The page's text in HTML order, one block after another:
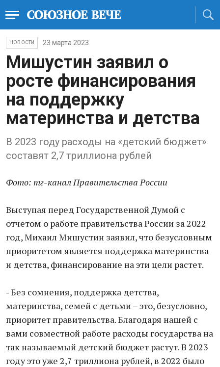
НОВОСТИ 23 марта 2023
Мишустин заявил о
росте финансирования
на поддержку
материнства и детства
В 2023 году расходы на «детский бюджет»
составят 2,7 триллиона рублей
Фото: тг-канал Правительства России
Выступая перед Государственной Думой с
отчетом о работе правительства России за 2022
год, Михаил Мишустин заявил, что безусловным
приоритетом является поддержка материнства
и детства, финансирование на эти цели растет.
- Без сомнения, поддержка детства,
материнства, семей с детьми – это, безусловно,
приоритет правительства. Благодаря нашей с
вами совместной работе расходы государства на
так называемый детский бюджет растут. В 2023
году это уже 2,7 триллиона рублей, в 2022 было